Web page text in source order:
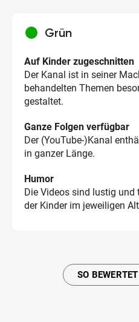
circle Grün
Auf Kinder zugeschnitten
Der Kanal ist in seiner
behandelten Themen
gestaltet.
Ganze Folgen verfügbar
Der (YouTube-)Kanal
in ganzer Länge.
Humor
Die Videos sind lustig und
der Kinder im jeweiligen
SO